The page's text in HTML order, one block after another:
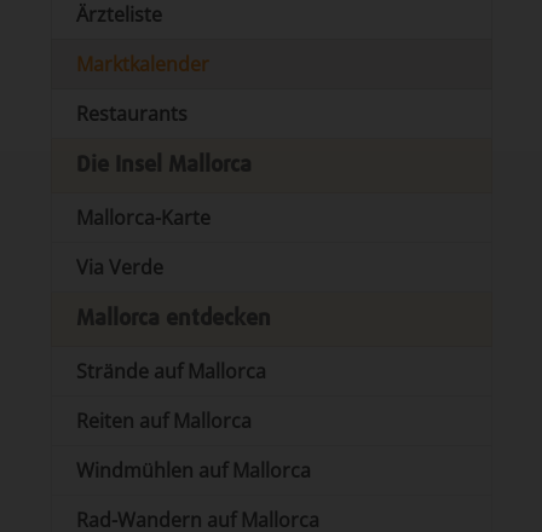
Ärzteliste
Marktkalender
Restaurants
Die Insel Mallorca
Mallorca-Karte
Via Verde
Mallorca entdecken
Strände auf Mallorca
Reiten auf Mallorca
Windmühlen auf Mallorca
Rad-Wandern auf Mallorca